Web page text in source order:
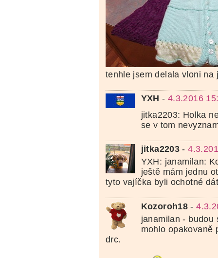
tenhle jsem delala vloni na
YXH - 4.3.2016
jitka2203: Holka
se v tom
jitka2203 -
YXH: janamilan:
ještě mám jednu
tyto vajíčka byli ochotné dát
Kozoroh18 -
janamilan - budou
mohlo opakovaně
drc.